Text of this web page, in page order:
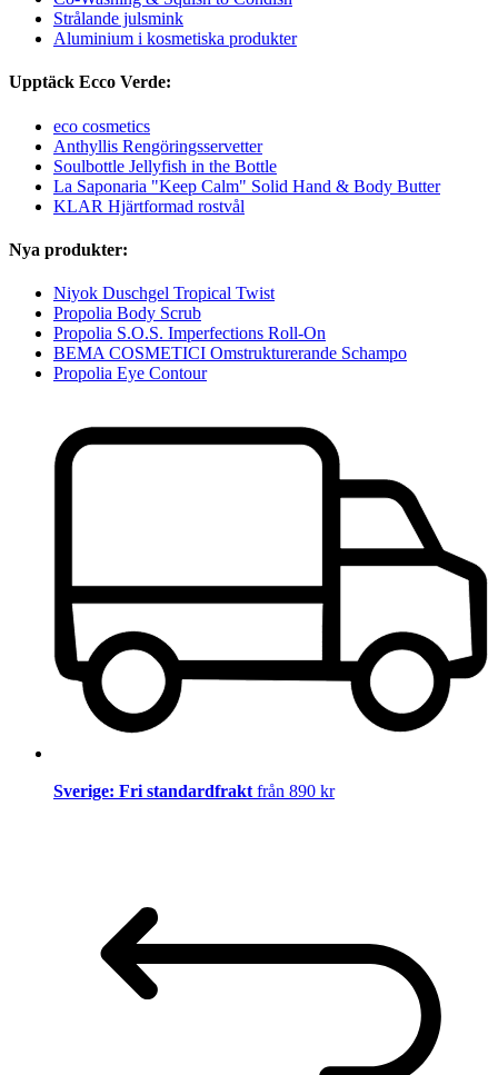
Strålande julsmink
Aluminium i kosmetiska produkter
Upptäck Ecco Verde:
eco cosmetics
Anthyllis Rengöringsservetter
Soulbottle Jellyfish in the Bottle
La Saponaria "Keep Calm" Solid Hand & Body Butter
KLAR Hjärtformad rostvål
Nya produkter:
Niyok Duschgel Tropical Twist
Propolia Body Scrub
Propolia S.O.S. Imperfections Roll-On
BEMA COSMETICI Omstrukturerande Schampo
Propolia Eye Contour
Sverige: Fri standardfrakt från 890 kr